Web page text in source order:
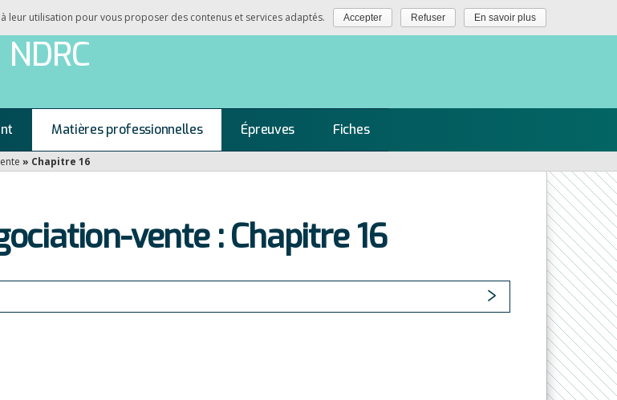
NDRC
Matières professionnelles Épreuves Fiches
» Chapitre 16
vente : Chapitre 16
leur utilisation pour vous proposer des contenus et services adaptés. Accepter Refuser En savoir plus